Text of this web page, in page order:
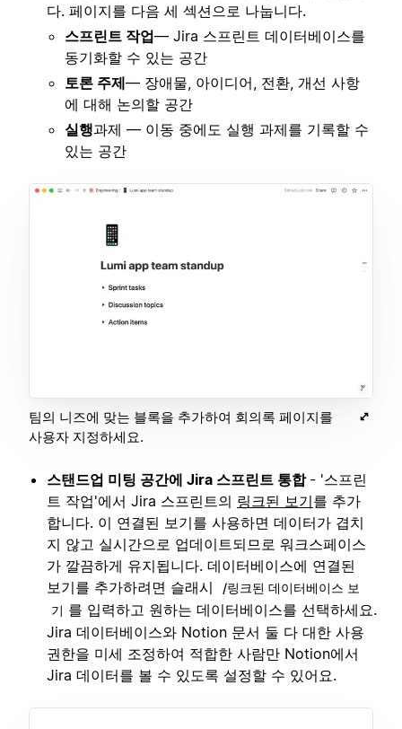
다. 페이지를 다음 세 섹션으로 나눕니다.
스프린트 작업— Jira 스프린트 데이터베이스를
동기화할 수 있는 공간
토론 주제— 장애물, 아이디어, 전환, 개선 사항
에 대해 논의할 공간
실행과제 — 이동 중에도 실행 과제를 기록할 수
있는 공간
팀의 니즈에 맞는 블록을 추가하여 회의록 페이지를
사용자 지정하세요.
스탠드업 미팅 공간에 Jira 스프린트 통합 - '스프린
트 작업'에서 Jira 스프린트의 링크된 보기를 추가
합니다. 이 연결된 보기를 사용하면 데이터가 겹치
지 않고 실시간으로 업데이트되므로 워크스페이스
가 깔끔하게 유지됩니다. 데이터베이스에 연결된
보기를 추가하려면 슬래시
/링크된 데이터베이스 보
기 를 입력하고 원하는 데이터베이스를 선택하세요.
Jira 데이터베이스와 Notion 문서 둘 다 대한 사용
권한을 미세 조정하여 적합한 사람만 Notion에서
Jira 데이터를 볼 수 있도록 설정할 수 있어요.